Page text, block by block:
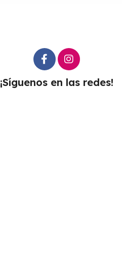
¡Síguenos en las redes!